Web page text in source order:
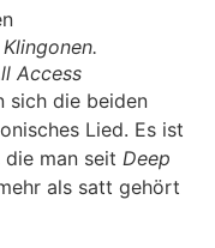
Access
sich die beiden
Lied. Es ist
man seit Deep
als satt gehört